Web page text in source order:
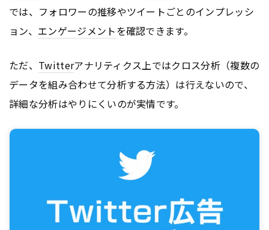
では、フォロワーの推移やツイートごとのインプレッシ
ョン、 エンゲージメントを確認できます。
ただ、 Twitterアナリティクス上ではクロス分析（複数の
データを組み合わせて分析する方法）は行えないので、
詳細な分析はやりにくいのが実情です。